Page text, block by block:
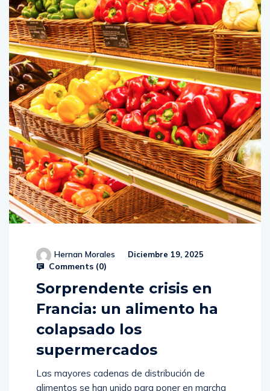
Hernan Morales Diciembre 19, 2025
Comments (0)
Sorprendente crisis en
Francia: un alimento ha
colapsado los
supermercados
Las mayores cadenas de distribución de
alimentos se han unido para poner en marcha